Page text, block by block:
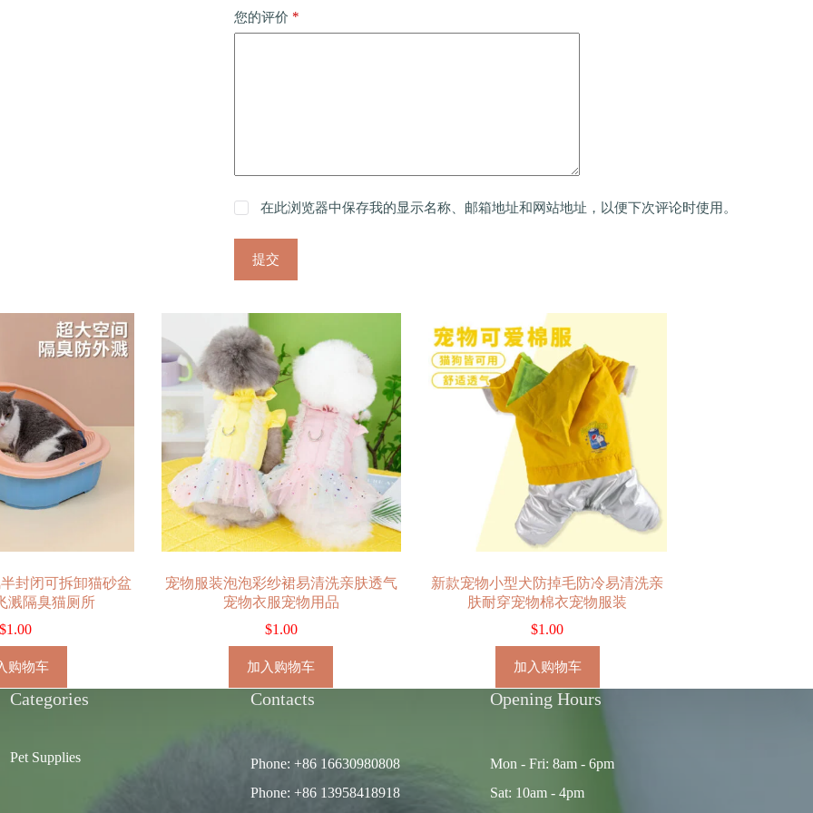
您的评价 *
在此浏览器中保存我的显示名称、邮箱地址和网站地址，以便下次评论时使用。
提交
封闭可拆卸猫砂盆
溅隔臭猫厕所
1.00
购物车
宠物服装泡泡彩纱裙易清洗亲肤透气
宠物衣服宠物用品
$1.00
加入购物车
新款宠物小型犬防掉毛防冷易清洗亲
肤耐穿宠物棉衣宠物服装
$1.00
加入购物车
Categories
Pet Supplies
Contacts
Phone: +86 16630980808
Phone: +86 13958418918
Opening Hours
Mon - Fri: 8am - 6pm
Sat: 10am - 4pm